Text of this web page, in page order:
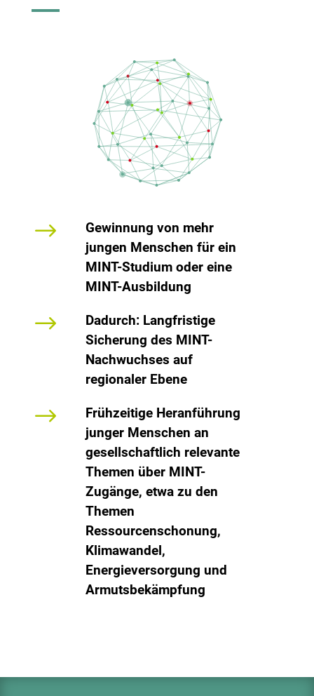
$
Gewinnung von mehr
jungen Menschen für ein
MINT-Studium oder eine
MINT-Ausbildung
$
Dadurch: Langfristige
Sicherung des MINT-
Nachwuchses auf
regionaler Ebene
$
Frühzeitige Heranführung
junger Menschen an
gesellschaftlich relevante
Themen über MINT-
Zugänge, etwa zu den
Themen
Ressourcenschonung,
Klimawandel,
Energieversorgung und
Armutsbekämpfung